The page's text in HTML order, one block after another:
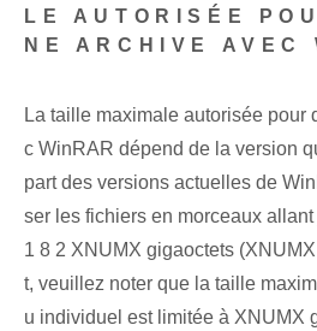
LE AUTORISÉE
NE ARCHIVE AVEC
La taille maximale autorisée pour
c WinRAR dépend de la version
part des versions actuelles de
ser les fichiers en morceaux
1 8 2 XNUMX gigaoctets
t, veuillez noter que la taille
u individuel est limitée à XNUMX